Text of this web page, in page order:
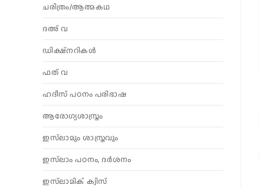
ചരിത്രം/ആത്മകഥ
ദഅ് വ
ഡിക്ഷ്നറികൾ
ഫത് വ
ഹദീസ് പഠനം പരിഭാഷ
ആരോഗ്യശാസ്ത്രം
ഇസ്‌ലാമും ശാസ്ത്രവും
ഇസ്‌ലാം പഠനം, ദർശനം
ഇസ്‌ലാമിക് ക്വിസ്